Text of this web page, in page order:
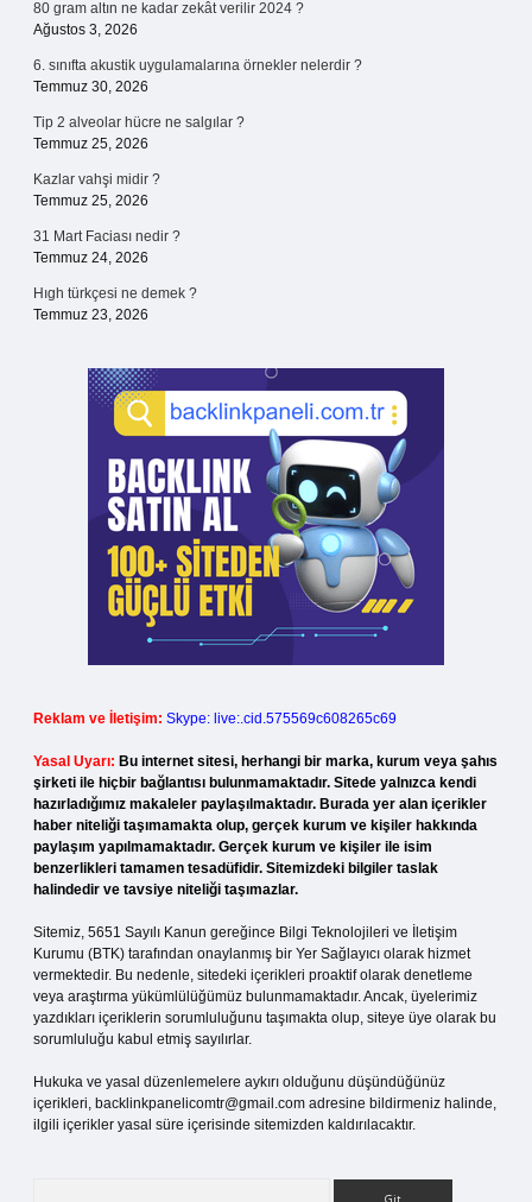
80 gram altın ne kadar zekât verilir 2024 ?
Ağustos 3, 2026
6. sınıfta akustik uygulamalarına örnekler nelerdir ?
Temmuz 30, 2026
Tip 2 alveolar hücre ne salgılar ?
Temmuz 25, 2026
Kazlar vahşi midir ?
Temmuz 25, 2026
31 Mart Faciası nedir ?
Temmuz 24, 2026
Hıgh türkçesi ne demek ?
Temmuz 23, 2026
Reklam ve İletişim: Skype: live:.cid.575569c608265c69
Yasal Uyarı: Bu internet sitesi, herhangi bir marka, kurum veya şahıs
şirketi ile hiçbir bağlantısı bulunmamaktadır. Sitede yalnızca kendi
hazırladığımız makaleler paylaşılmaktadır. Burada yer alan içerikler
haber niteliği taşımamakta olup, gerçek kurum ve kişiler hakkında
paylaşım yapılmamaktadır. Gerçek kurum ve kişiler ile isim
benzerlikleri tamamen tesadüfidir. Sitemizdeki bilgiler taslak
halindedir ve tavsiye niteliği taşımazlar.
Sitemiz, 5651 Sayılı Kanun gereğince Bilgi Teknolojileri ve İletişim
Kurumu (BTK) tarafından onaylanmış bir Yer Sağlayıcı olarak hizmet
vermektedir. Bu nedenle, sitedeki içerikleri proaktif olarak denetleme
veya araştırma yükümlülüğümüz bulunmamaktadır. Ancak, üyelerimiz
yazdıkları içeriklerin sorumluluğunu taşımakta olup, siteye üye olarak bu
sorumluluğu kabul etmiş sayılırlar.
Hukuka ve yasal düzenlemelere aykırı olduğunu düşündüğünüz
içerikleri, backlinkpanelicomtr@gmail.com adresine bildirmeniz halinde,
ilgili içerikler yasal süre içerisinde sitemizden kaldırılacaktır.